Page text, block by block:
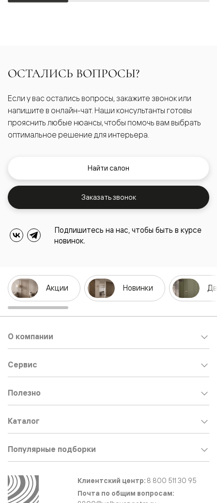
ОСТАЛИСЬ ВОПРОСЫ?
Если у вас остались вопросы, закажите звонок или
напишите в онлайн-чат. Наши консультанты готовы
прояснить любые нюансы, чтобы помочь вам выбрать
оптимальное решение для интерьера.
Найти салон
Заказать звонок
Подпишитесь на нас, чтобы быть в курсе
новинок.
Акции Новинки
О компании
Сервис
Полезно
Каталог
Популярные подборки
Клиентский центр: 8 800 511 30 95
Почта по общим вопросам: